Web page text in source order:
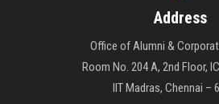
Address
Office of Alumni &
Room No. 204 A, 2nd Floor,
IIT Madras, Chennai –